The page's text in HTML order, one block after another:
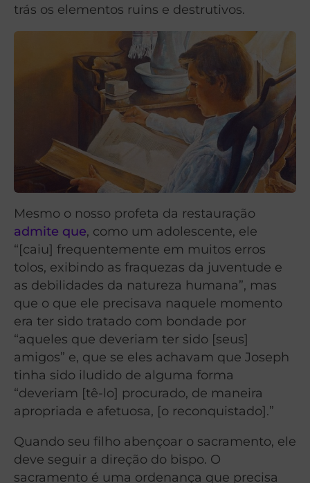
trás os elementos ruins e destrutivos.
Mesmo o nosso profeta da restauração
admite que, como um adolescente, ele
“[caiu] frequentemente em muitos erros
tolos, exibindo as fraquezas da juventude e
as debilidades da natureza humana”, mas
que o que ele precisava naquele momento
era ter sido tratado com bondade por
“aqueles que deveriam ter sido [seus]
amigos” e, que se eles achavam que Joseph
tinha sido iludido de alguma forma
“deveriam [tê-lo] procurado, de maneira
apropriada e afetuosa, [o reconquistado].”
Quando seu filho abençoar o sacramento, ele
deve seguir a direção do bispo. O
sacramento é uma ordenança que precisa